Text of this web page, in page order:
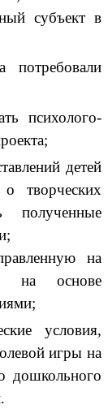
субъект в
потребовали
психолого-
детей
творческих
полученные
на
на основе
условия,
игры на
дошкольного